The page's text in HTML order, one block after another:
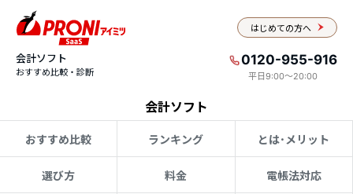
はじめての方へ
会計ソフト
おすすめ比較・診断
0120-955-916
平日9:00〜20:00
会計ソフト
おすすめ比較 ランキング とは･メリット
選び方 料金 電帳法対応